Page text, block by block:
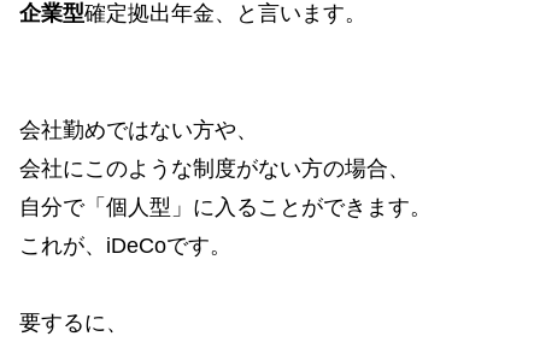
企業型確定拠出年金、と言います。
会社勤めではない方や、
会社にこのような制度がない方の場合、
自分で「個人型」に入ることができます。
これが、iDeCoです。
要するに、